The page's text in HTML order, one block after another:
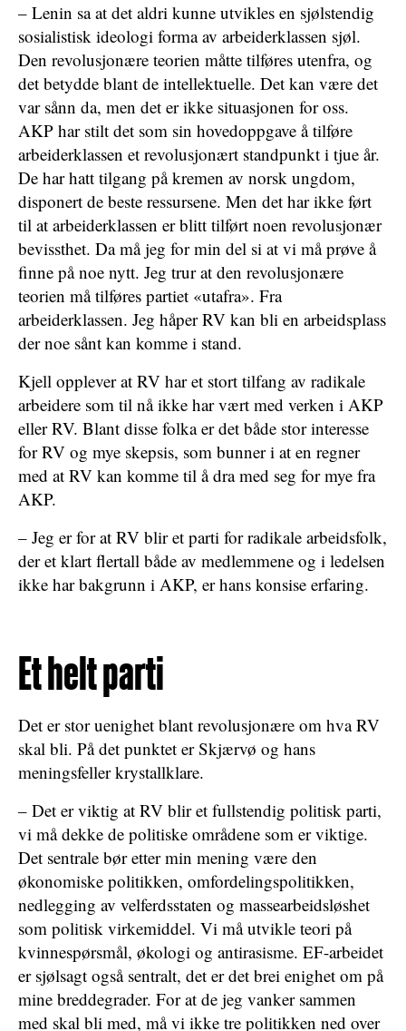
– Lenin sa at det aldri kunne utvikles en sjølstendig
sosialistisk ideologi forma av arbeiderklassen sjøl.
Den revolusjonære teorien måtte tilføres utenfra, og
det betydde blant de intellektuelle. Det kan være det
var sånn da, men det er ikke situasjonen for oss.
AKP har stilt det som sin hovedoppgave å tilføre
arbeiderklassen et revolusjonært standpunkt i tjue år.
De har hatt tilgang på kremen av norsk ungdom,
disponert de beste ressursene. Men det har ikke ført
til at arbeiderklassen er blitt tilført noen revolusjonær
bevissthet. Da må jeg for min del si at vi må prøve å
finne på noe nytt. Jeg trur at den revolusjonære
teorien må tilføres partiet «utafra». Fra
arbeiderklassen. Jeg håper RV kan bli en arbeidsplass
der noe sånt kan komme i stand.
Kjell opplever at RV har et stort tilfang av radikale
arbeidere som til nå ikke har vært med verken i AKP
eller RV. Blant disse folka er det både stor interesse
for RV og mye skepsis, som bunner i at en regner
med at RV kan komme til å dra med seg for mye fra
AKP.
– Jeg er for at RV blir et parti for radikale arbeidsfolk,
der et klart flertall både av medlemmene og i ledelsen
ikke har bakgrunn i AKP, er hans konsise erfaring.
Et helt parti
Det er stor uenighet blant revolusjonære om hva RV
skal bli. På det punktet er Skjærvø og hans
meningsfeller krystallklare.
– Det er viktig at RV blir et fullstendig politisk parti,
vi må dekke de politiske områdene som er viktige.
Det sentrale bør etter min mening være den
økonomiske politikken, omfordelingspolitikken,
nedlegging av velferdsstaten og massearbeidsløshet
som politisk virkemiddel. Vi må utvikle teori på
kvinnespørsmål, økologi og antirasisme. EF-arbeidet
er sjølsagt også sentralt, det er det brei enighet om på
mine breddegrader. For at de jeg vanker sammen
med skal bli med, må vi ikke tre politikken ned over